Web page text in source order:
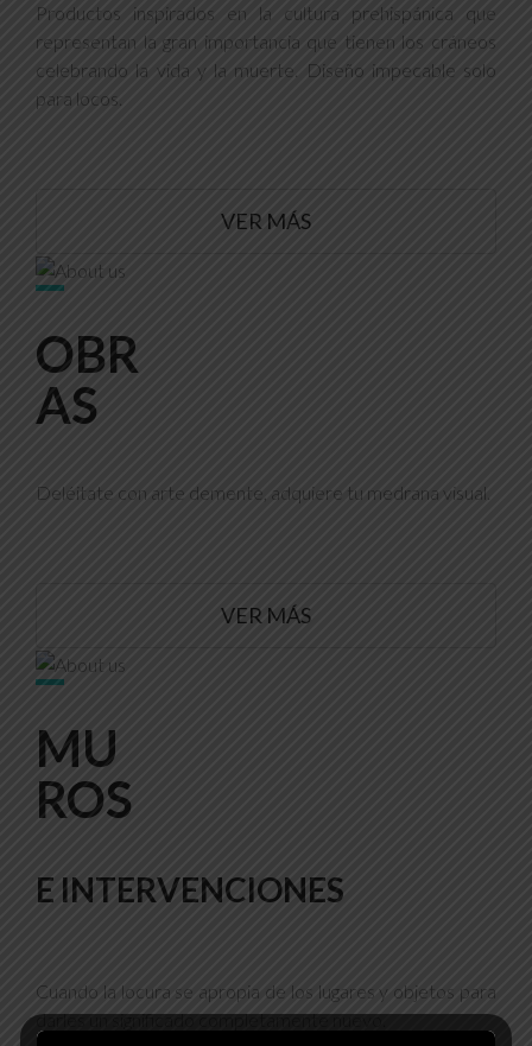
Productos inspirados en la cultura prehispánica que
representan la gran importancia que tienen los cráneos
celebrando la vida y la muerte. Diseño impecable solo
para locos.
VER MÁS
OBR
AS
Deléitate con arte demente, adquiere tu medrana visual.
VER MÁS
MU
ROS
E INTERVENCIONES
Cuando la locura se apropia de los lugares y objetos para
darles un significado completamente nuevo.